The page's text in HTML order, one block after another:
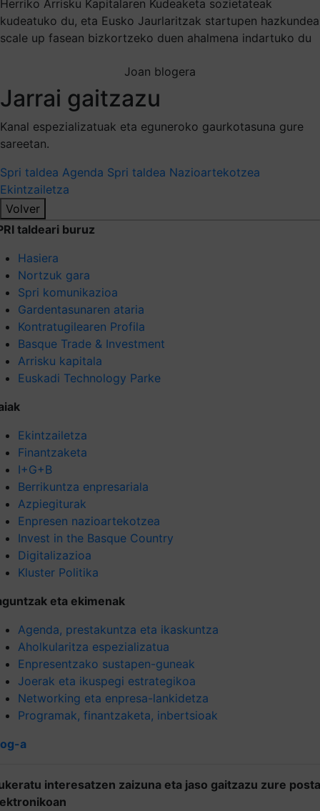
Herriko Arrisku Kapitalaren Kudeaketa sozietateak
kudeatuko du, eta Eusko Jaurlaritzak startupen hazkundea
scale up fasean bizkortzeko duen ahalmena indartuko du
Joan blogera
Jarrai gaitzazu
Kanal espezializatuak eta eguneroko gaurkotasuna gure
sareetan.
Spri taldea Agenda Spri taldea Nazioartekotzea
Ekintzailetza
Volver
taldeari buruz
Hasiera
Nortzuk gara
Spri komunikazioa
Gardentasunaren ataria
Kontratugilearen Profila
Basque Trade & Investment
Arrisku kapitala
Euskadi Technology Parke
Ekintzailetza
Finantzaketa
I+G+B
Berrikuntza enpresariala
Azpiegiturak
Enpresen nazioartekotzea
Invest in the Basque Country
Digitalizazioa
Kluster Politika
eta ekimenak
Agenda, prestakuntza eta ikaskuntza
Aholkularitza espezializatua
Enpresentzako sustapen-guneak
Joerak eta ikuspegi estrategikoa
Networking eta enpresa-lankidetza
Programak, finantzaketa, inbertsioak
a
interesatzen zaizuna eta jaso gaitzazu zure posta